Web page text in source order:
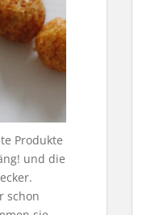
Produkte
und die
schon